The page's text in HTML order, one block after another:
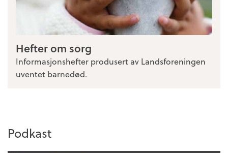
Hefter om sorg
Informasjonshefter produsert av Landsforeningen
uventet barnedød.
Podkast